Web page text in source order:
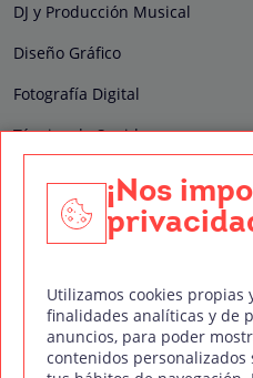
DJ y Producción Musical
Diseño Gráfico
Fotografía Digital
Técnico de Sonido
Edición y Postproducción de
Nuestros sellos de calidad
Síguenos en Redes Sociales
¡Nos
Utilizamos cookies propias
finalidades analíticas y de
anuncios, para poder
contenidos